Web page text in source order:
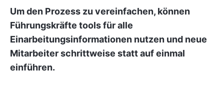
Um den Prozess zu vereinfachen, können
Führungskräfte tools für alle
Einarbeitungsinformationen nutzen und neue
Mitarbeiter schrittweise statt auf einmal
einführen.